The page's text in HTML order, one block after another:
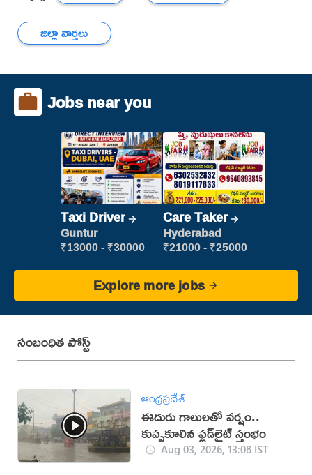
జిల్లా వార్తలు
Jobs near you
Taxi Driver
Guntur
₹13000 - ₹30000
Care Taker
Hyderabad
₹21000 - ₹25000
Explore more jobs
సంబంధిత పోస్ట్
ఆంధ్రప్రదేశ్
ఈదురు గాలులతో వర్షం..
కుప్పకూలిన ఫ్లడ్‌లైట్‌ స్తంభం
Aug 03, 2026, 13:08 IST